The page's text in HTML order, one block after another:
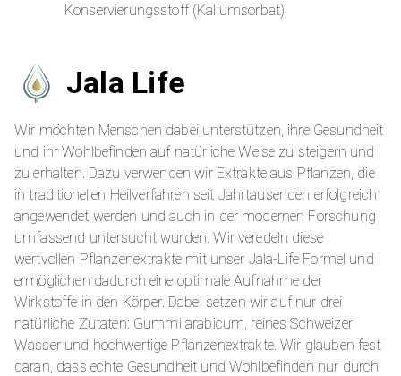
Konservierungsstoff (Kaliumsorbat).
Jala Life
Wir möchten Menschen dabei unterstützen, ihre Gesundheit
und ihr Wohlbefinden auf natürliche Weise zu steigern und
zu erhalten. Dazu verwenden wir Extrakte aus Pflanzen, die
in traditionellen Heilverfahren seit Jahrtausenden erfolgreich
angewendet werden und auch in der modernen Forschung
umfassend untersucht wurden. Wir veredeln diese
wertvollen Pflanzenextrakte mit unser Jala-Life Formel und
ermöglichen dadurch eine optimale Aufnahme der
Wirkstoffe in den Körper. Dabei setzen wir auf nur drei
natürliche Zutaten: Gummi arabicum, reines Schweizer
Wasser und hochwertige Pflanzenextrakte. Wir glauben fest
daran, dass echte Gesundheit und Wohlbefinden nur durch